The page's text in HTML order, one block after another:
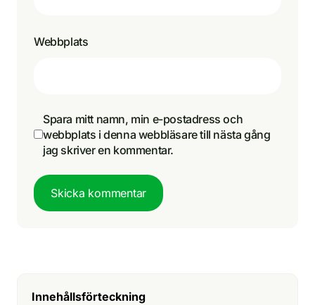
Webbplats
Spara mitt namn, min e-postadress och
webbplats i denna webbläsare till nästa gång
jag skriver en kommentar.
Skicka kommentar
Innehållsförteckning